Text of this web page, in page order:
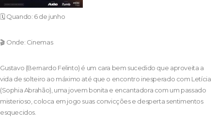
🗓️ Quando: 6 de junho
🎬 Onde: Cinemas
Gustavo (Bernardo Felinto) é um cara bem sucedido que aproveita a
vida de solteiro ao máximo até que o encontro inesperado com Letícia
(Sophia Abrahão), uma jovem bonita e encantadora com um passado
misterioso, coloca em jogo suas convicções e desperta sentimentos
esquecidos.